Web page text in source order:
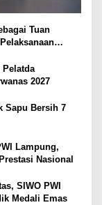
Tuan
2027
Sapu Bersih 7
Lampung,
Nasional
SIWO PWI
Medali Emas